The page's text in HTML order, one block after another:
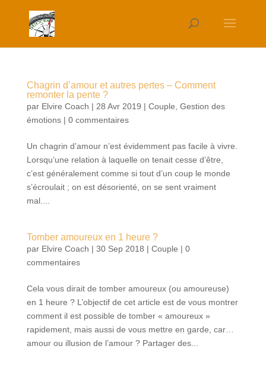
Chagrin d’amour et autres pertes – Comment
remonter la pente ?
par Elvire Coach | 28 Avr 2019 | Couple Gestion des
émotions| 0 commentaires
Un chagrin d’amour n’est évidemment pas facile à vivre.
Lorsqu’une relation à laquelle on tenait cesse d’être,
c’est généralement comme si tout d’un coup le monde
s’écroulait ; on est désorienté, on se sent vraiment
mal....
Tomber amoureux en 1 heure ?
par Elvire Coach | 30 Sep 2018 | Couple | 0
commentaires
Cela vous dirait de tomber amoureux (ou amoureuse)
en 1 heure ? L’objectif de cet article est de vous montrer
comment il est possible de tomber « amoureux »
rapidement, mais aussi de vous mettre en garde, car…
amour ou illusion de l’amour ? Partager des...